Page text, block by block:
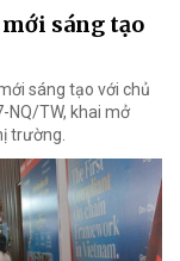
sáng tạo
sáng tạo với chủ
NQ/TW, khai mở
trường.